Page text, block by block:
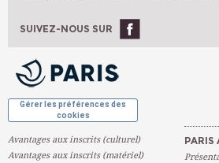
Ateliers À L'année
SUIVEZ-NOUS SUR
Gérer les préférences des
cookies
Avantages aux inscrits (culturel)
Avantages aux inscrits (matériel)
PARIS